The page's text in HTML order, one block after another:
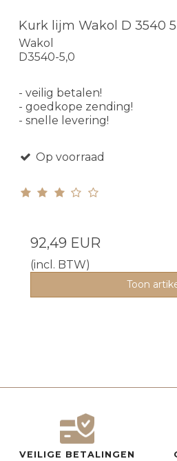
Kurk lijm Wakol D 3540
Wakol
D3540-5,0
- veilig betalen!
- goedkope zending!
- snelle levering!
Op voorraad
92,49 EUR
(incl. BTW)
Toon
VEILIGE BETALINGEN